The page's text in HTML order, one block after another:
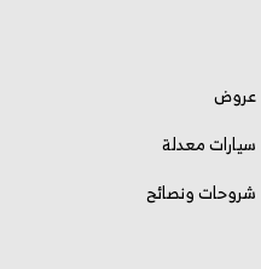
عروض
سيارات معدلة
شروحات ونصائح